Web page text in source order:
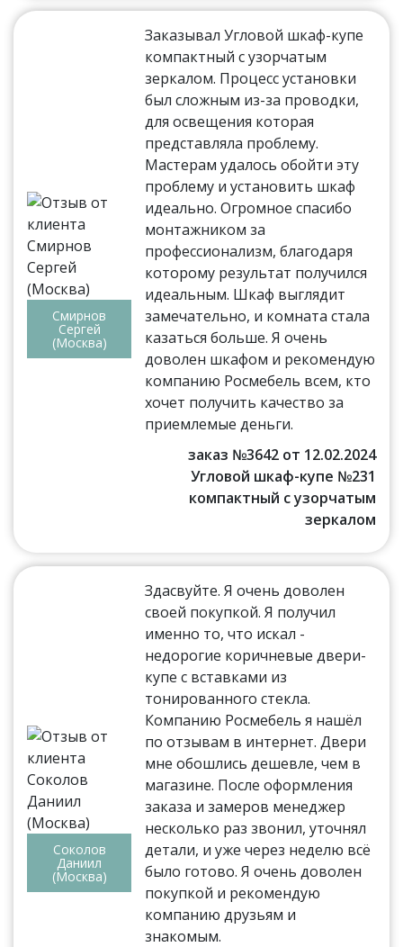
Смирнов
Сергей
(Москва)
Заказывал Угловой шкаф-купе
компактный с узорчатым
зеркалом. Процесс установки
был сложным из-за проводки,
для освещения которая
представляла проблему.
Мастерам удалось обойти эту
проблему и установить шкаф
идеально. Огромное спасибо
монтажником за
профессионализм, благодаря
которому результат получился
идеальным. Шкаф выглядит
замечательно, и комната стала
казаться больше. Я очень
доволен шкафом и рекомендую
компанию Росмебель всем, кто
хочет получить качество за
приемлемые деньги.
заказ №3642 от 12.02.2024
Угловой шкаф-купе №231
компактный с узорчатым
зеркалом
Соколов
Даниил
(Москва)
Здасвуйте. Я очень доволен
своей покупкой. Я получил
именно то, что искал -
недорогие коричневые двери-
купе с вставками из
тонированного стекла.
Компанию Росмебель я нашёл
по отзывам в интернет. Двери
мне обошлись дешевле, чем в
магазине. После оформления
заказа и замеров менеджер
несколько раз звонил, уточнял
детали, и уже через неделю всё
было готово. Я очень доволен
покупкой и рекомендую
компанию друзьям и
знакомым.